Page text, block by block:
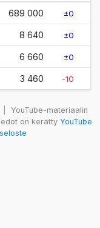
689 000 ±0
8 640 ±0
6 660 ±0
3 460 -10
YouTube-materiaalin
on kerätty YouTube